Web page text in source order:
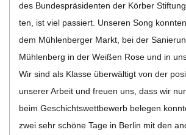
S
C
H
M
des Bun­des­prä­si­den­ten der Kör­ber
ten, ist viel pas­siert. Unse­ren Song
dem Müh­len­ber­ger Markt, bei der
Müh­len­berg in der Wei­ßen Rose und in
Wir sind als Klasse über­wäl­tigt von der
unse­rer Arbeit und freuen uns, dass wir
beim Geschichts­wett­be­werb bele­gen
zwei sehr schöne Tage in Ber­lin mit den